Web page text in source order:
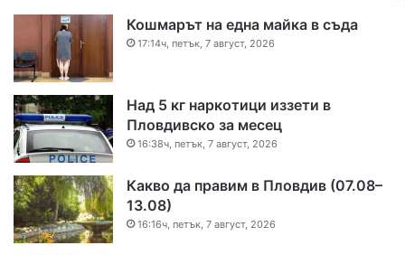
Кошмарът на една майка в съда
17:14ч, петък, 7 август, 2026
Над 5 кг наркотици иззети в
Пловдивско за месец
16:38ч, петък, 7 август, 2026
Какво да правим в Пловдив (07.08–
13.08)
16:16ч, петък, 7 август, 2026